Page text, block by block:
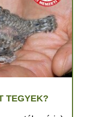
TEGYEK?